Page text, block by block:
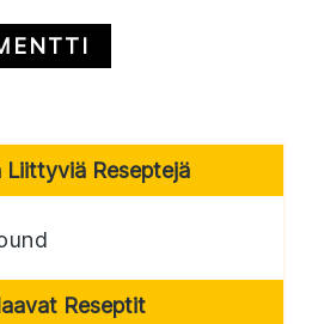
Liittyviä Reseptejä
Reseptit